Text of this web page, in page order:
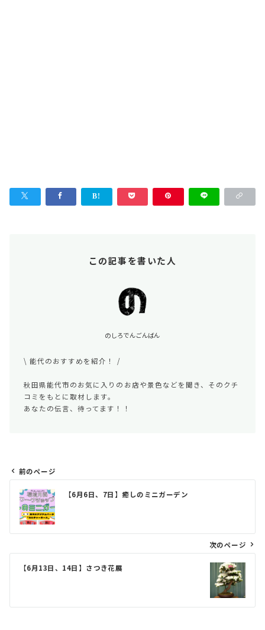
この記事を書いた人
のしろでんごんばん
\ 能代のおすすめを紹介！ /
秋田県能代市のお気に入りのお店や景色などを聞き、そのクチ
コミをもとに取材します。
あなたの伝言、待ってます！！
投
稿
ナ
前のページ
【6月6日、7日】癒しのミニガーデン
次のページ
【6月13日、14日】さつき花展